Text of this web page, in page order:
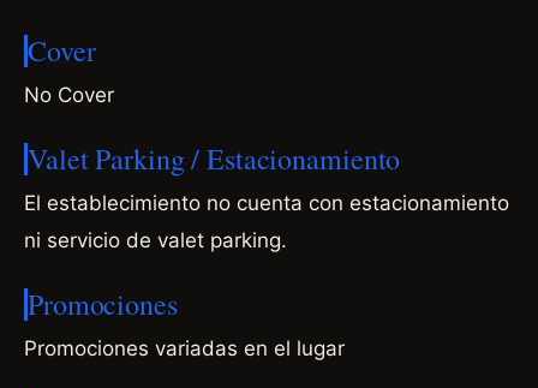
Cover
No Cover
Valet Parking / Estacionamiento
El establecimiento no cuenta con estacionamiento
ni servicio de valet parking.
Promociones
Promociones variadas en el lugar